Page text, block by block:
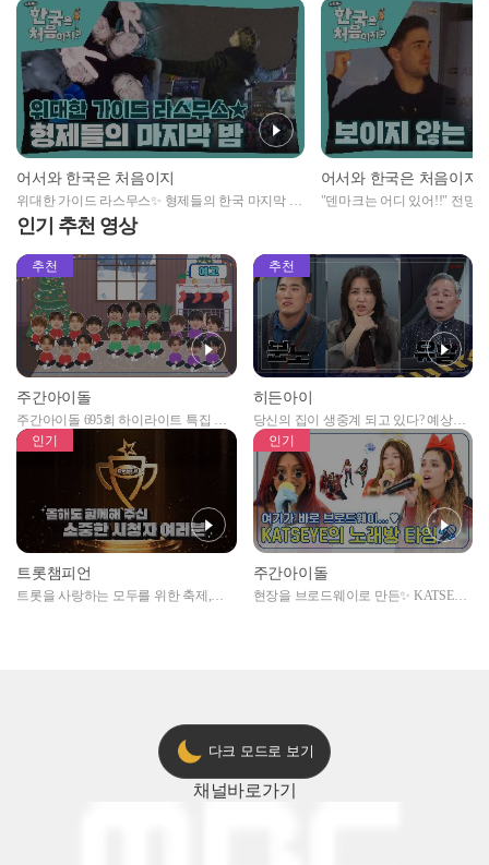
어서와 한국은 처음이지
위대한 가이드 라스무스✨ 형제들의 한국 마지막 밤
🌙
어서와 한국은 처음이지
"덴마크는 어디 있어!!" 전망
인기 추천 영상
추천
주간아이돌
주간아이돌 695회 하이라이트 특집 남
자아이돌편 예고
추천
히든아이
당신의 집이 생중계 되고 있다? 예상치
못한 곳에서 일어나는 불법촬영 범죄!
인기
트롯챔피언
트롯을 사랑하는 모두를 위한 축제,
인기
주간아이돌
현장을 브로드웨이로 만든✨ KATSEYE
다크 모드로 보기
채널바로가기